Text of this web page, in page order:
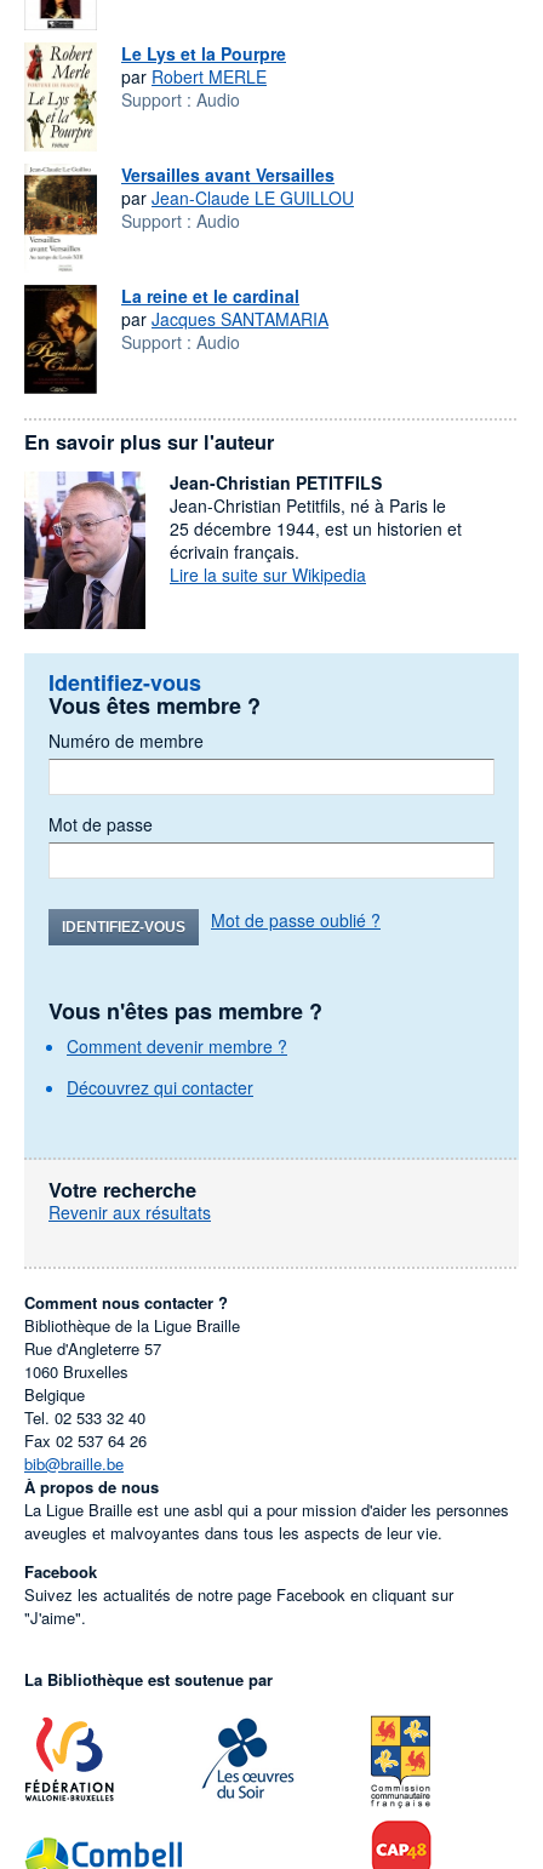
Le Lys et la Pourpre
par Robert MERLE
Support : Audio
Versailles avant Versailles
par Jean-Claude LE GUILLOU
Support : Audio
La reine et le cardinal
par Jacques SANTAMARIA
Support : Audio
En savoir plus sur l'auteur
Jean-Christian PETITFILS
Jean-Christian Petitfils, né à Paris le
25 décembre 1944, est un historien et
écrivain français.
Lire la suite sur Wikipedia
Identifiez-vous
Vous êtes membre ?
Numéro de membre
Mot de passe
IDENTIFIEZ-VOUS Mot de passe oublié ?
Vous n'êtes pas membre ?
Comment devenir membre ?
Découvrez qui contacter
Votre recherche
Revenir aux résultats
Comment nous contacter ?
Bibliothèque de la Ligue Braille
Rue d'Angleterre 57
1060 Bruxelles
Belgique
Tel. 02 533 32 40
Fax 02 537 64 26
bib@braille.be
À propos de nous
La Ligue Braille est une asbl qui a pour mission d'aider les personnes
aveugles et malvoyantes dans tous les aspects de leur vie.
Facebook
Suivez les actualités de notre page Facebook en cliquant sur
"J'aime".
La Bibliothèque est soutenue par